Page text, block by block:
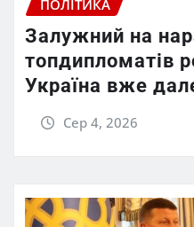
ПОЛІТИКА
Залужний на
топдипломатів
Україна вже
Сер 4, 2026